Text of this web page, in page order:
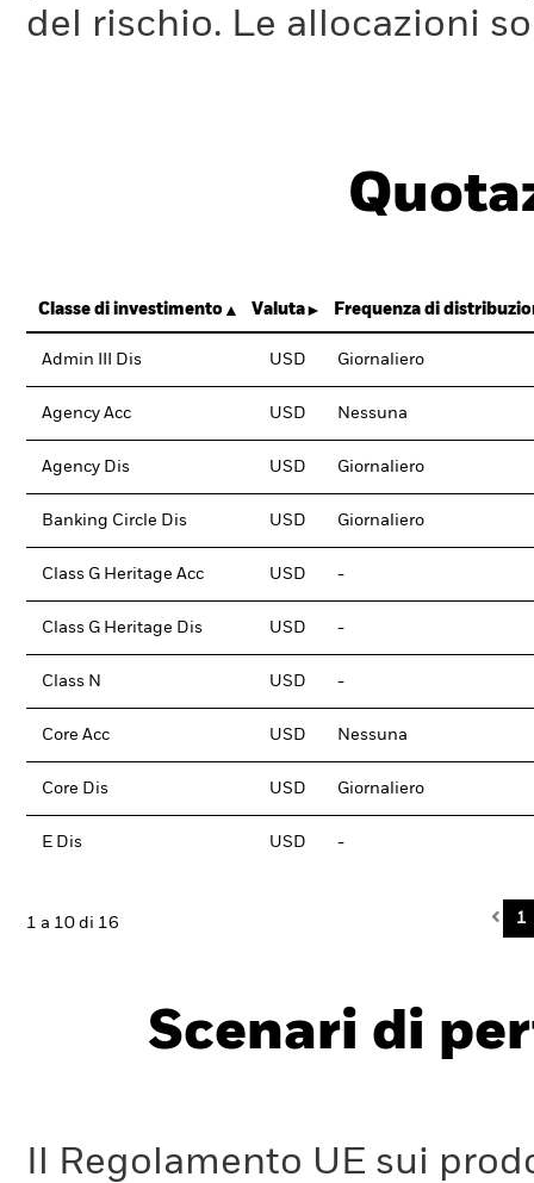
del rischio. Le allocazioni
Classe di investimento Valuta Frequenza di
Admin III Dis USD Giornaliero
Agency Acc USD Nessuna
Agency Dis USD Giornaliero
Banking Circle Dis USD Giornaliero
Class G Heritage Acc USD -
Class G Heritage Dis USD -
Class N USD -
Core Acc USD Nessuna
Core Dis USD Giornaliero
E Dis USD -
1 a 10 di 16 1
Scenari di
Il Regolamento UE sui